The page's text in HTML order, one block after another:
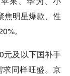
焦明星爆款、性
。
元及以下国补手
同样旺盛。京